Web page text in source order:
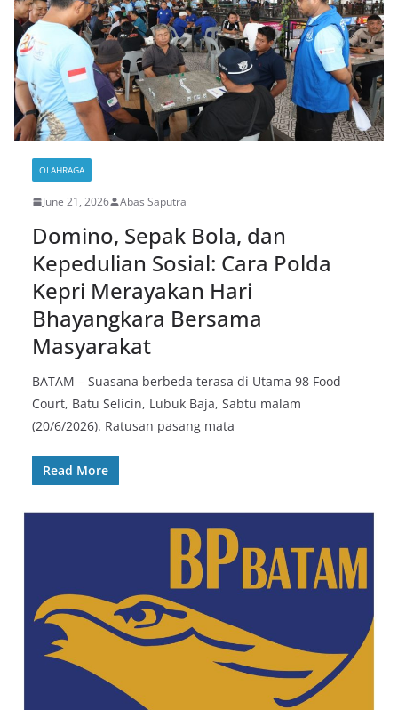
OLAHRAGA
June 21, 2026 Abas Saputra
Domino, Sepak Bola, dan
Kepedulian Sosial: Cara Polda
Kepri Merayakan Hari
Bhayangkara Bersama
Masyarakat
BATAM – Suasana berbeda terasa di Utama 98 Food
Court, Batu Selicin, Lubuk Baja, Sabtu malam
(20/6/2026). Ratusan pasang mata
Read More